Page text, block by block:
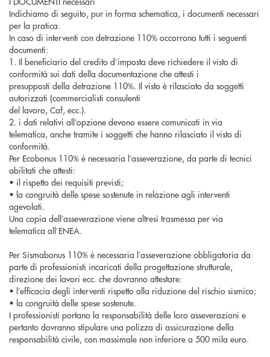
Indichiamo di seguito, pur in forma schematica, i documenti necessari
per la pratica.
In caso di interventi con detrazione 110% occorrono tutti i seguenti
documenti:
1. Il beneficiario del credito d’imposta deve richiedere il visto di
conformità sui dati della documentazione che attesti i
presupposti della detrazione 110%. Il visto è rilasciato da soggetti
autorizzati (commercialisti consulenti
del lavoro, Caf, ecc.).
2. i dati relativi all’opzione devono essere comunicati in via
telematica, anche tramite i soggetti che hanno rilasciato il visto di
conformità.
Per Ecobonus 110% è necessaria l’asseverazione, da parte di tecnici
abilitati che attesti:
• il rispetto dei requisiti previsti;
• la congruità delle spese sostenute in relazione agli interventi
agevolati.
Una copia dell’asseverazione viene altresì trasmessa per via
telematica all’ENEA.
Per Sismabonus 110% è necessaria l’asseverazione obbligatoria da
parte di professionisti incaricati della progettazione strutturale,
direzione dei lavori ecc. che dovranno attestare:
• l’efficacia degli interventi rispetto alla riduzione del rischio sismico;
• la congruità delle spese sostenute.
I professionisti portano la responsabilità delle loro asseverazioni e
pertanto dovranno stipulare una polizza di assicurazione della
responsabilità civile, con massimale non inferiore a 500 mila euro.